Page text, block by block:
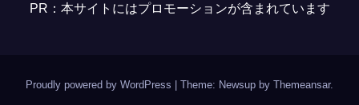
PR：本サイトにはプロモーションが含まれています
Proudly powered by WordPress Theme: Newsup by Themeansar.